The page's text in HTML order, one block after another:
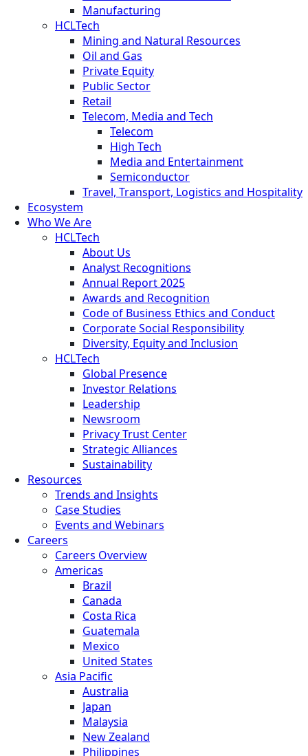
Manufacturing
HCLTech
Mining and Natural Resources
Oil and Gas
Private Equity
Public Sector
Retail
Telecom, Media and Tech
Telecom
High Tech
Media and Entertainment
Semiconductor
Travel, Transport, Logistics and Hospitality
Ecosystem
Who We Are
HCLTech
About Us
Analyst Recognitions
Annual Report 2025
Awards and Recognition
Code of Business Ethics and Conduct
Corporate Social Responsibility
Diversity, Equity and Inclusion
HCLTech
Global Presence
Investor Relations
Leadership
Newsroom
Privacy Trust Center
Strategic Alliances
Sustainability
Resources
Trends and Insights
Case Studies
Events and Webinars
Careers
Careers Overview
Americas
Brazil
Canada
Costa Rica
Guatemala
Mexico
United States
Asia Pacific
Australia
Japan
Malaysia
New Zealand
Philippines